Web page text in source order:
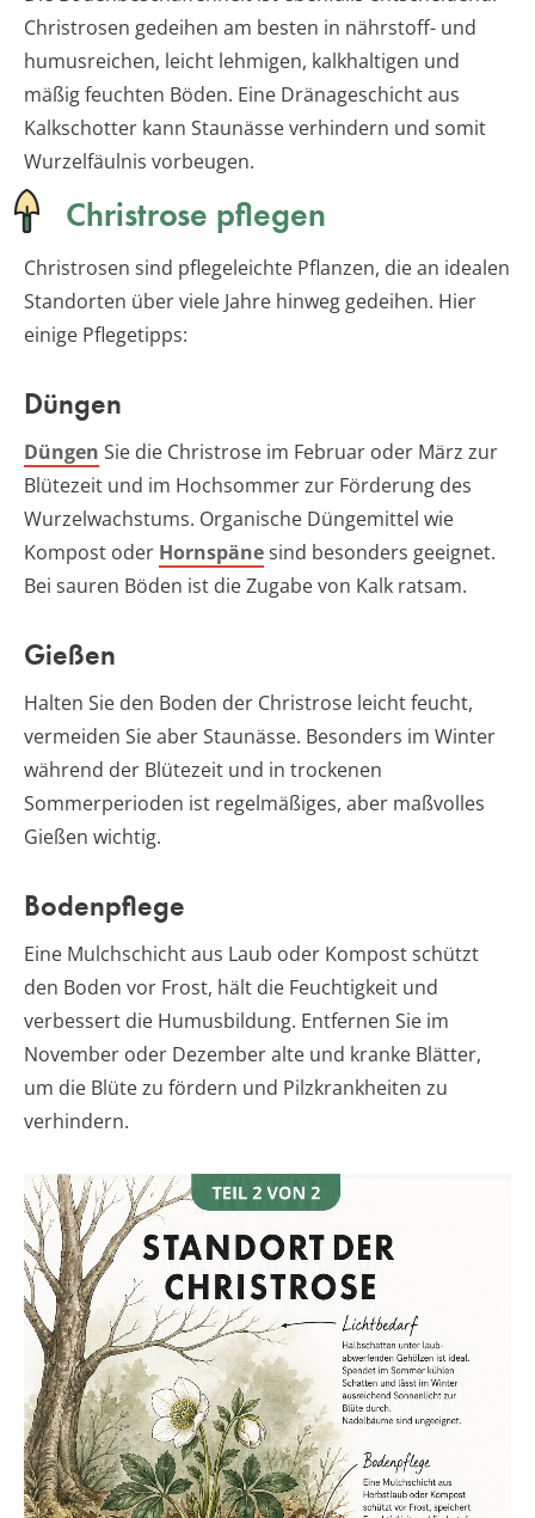
Christrosen gedeihen am besten in nährstoff- und
humusreichen, leicht lehmigen, kalkhaltigen und
mäßig feuchten Böden. Eine Dränageschicht aus
Kalkschotter kann Staunässe verhindern und somit
Wurzelfäulnis vorbeugen.
Christrose pflegen
Christrosen sind pflegeleichte Pflanzen, die an idealen
Standorten über viele Jahre hinweg gedeihen. Hier
einige Pflegetipps:
Düngen
Düngen Sie die Christrose im Februar oder März zur
Blütezeit und im Hochsommer zur Förderung des
Wurzelwachstums. Organische Düngemittel wie
Kompost oder Hornspänesind besonders geeignet.
Bei sauren Böden ist die Zugabe von Kalk ratsam.
Gießen
Halten Sie den Boden der Christrose leicht feucht,
vermeiden Sie aber Staunässe. Besonders im Winter
während der Blütezeit und in trockenen
Sommerperioden ist regelmäßiges, aber maßvolles
Gießen wichtig.
Bodenpflege
Eine Mulchschicht aus Laub oder Kompost schützt
den Boden vor Frost, hält die Feuchtigkeit und
verbessert die Humusbildung. Entfernen Sie im
November oder Dezember alte und kranke Blätter,
um die Blüte zu fördern und Pilzkrankheiten zu
verhindern.